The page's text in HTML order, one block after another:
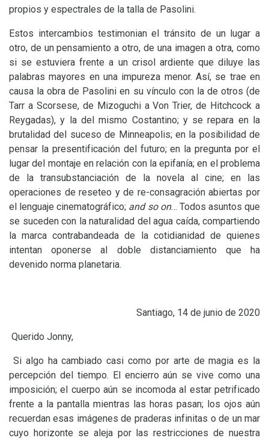
propios y espectrales de la talla de Pasolini.
Estos intercambios testimonian el tránsito de un lugar a
otro, de un pensamiento a otro, de una imagen a otra, como
si se estuviera frente a un crisol ardiente que diluye las
palabras mayores en una impureza menor. Así, se trae en
causa la obra de Pasolini en su vínculo con la de otros (de
Tarr a Scorsese, de Mizoguchi a Von Trier, de Hitchcock a
Reygadas), y la del mismo Costantino; y se repara en la
brutalidad del suceso de Minneapolis; en la posibilidad de
pensar la presentificación del futuro; en la pregunta por el
lugar del montaje en relación con la epifanía; en el problema
de la transubstanciación de la novela al cine; en las
operaciones de reseteo y de re-consagración abiertas por
el lenguaje cinematográfico; and so on… Todos asuntos que
se suceden con la naturalidad del agua caída, compartiendo
la marca contrabandeada de la cotidianidad de quienes
intentan oponerse al doble distanciamiento que ha
devenido norma planetaria.
Santiago, 14 de junio de 2020
Querido Jonny,
Si algo ha cambiado casi como por arte de magia es la
percepción del tiempo. El encierro aún se vive como una
imposición; el cuerpo aún se incomoda al estar petrificado
frente a la pantalla mientras las horas pasan; los ojos aún
recuerdan esas imágenes de praderas infinitas o de un mar
cuyo horizonte se aleja por las restricciones de nuestra